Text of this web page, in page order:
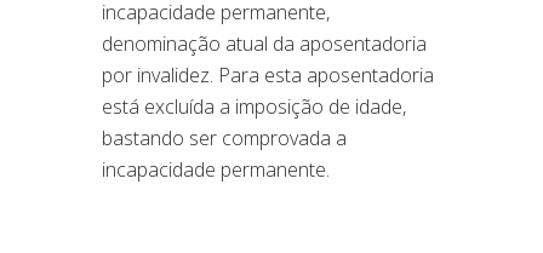
incapacidade permanente,
denominação atual da aposentadoria
por invalidez. Para esta aposentadoria
está excluída a imposição de idade,
bastando ser comprovada a
incapacidade permanente.